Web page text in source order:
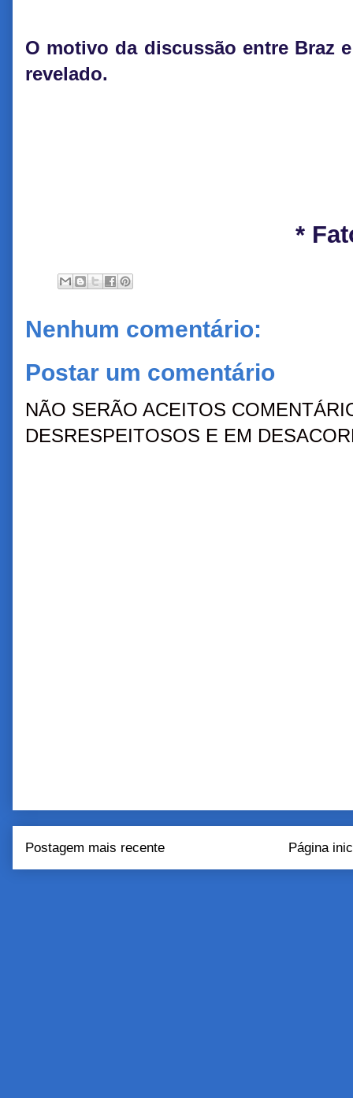
O motivo da discussão entre Braz
revelado.
*
Nenhum comentário:
Postar um comentário
NÃO SERÃO ACEITOS
DESRESPEITOSOS E EM
Postagem mais recente Página